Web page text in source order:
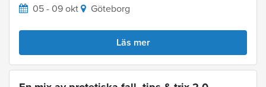
05 - 09 okt Göteborg
Läs mer